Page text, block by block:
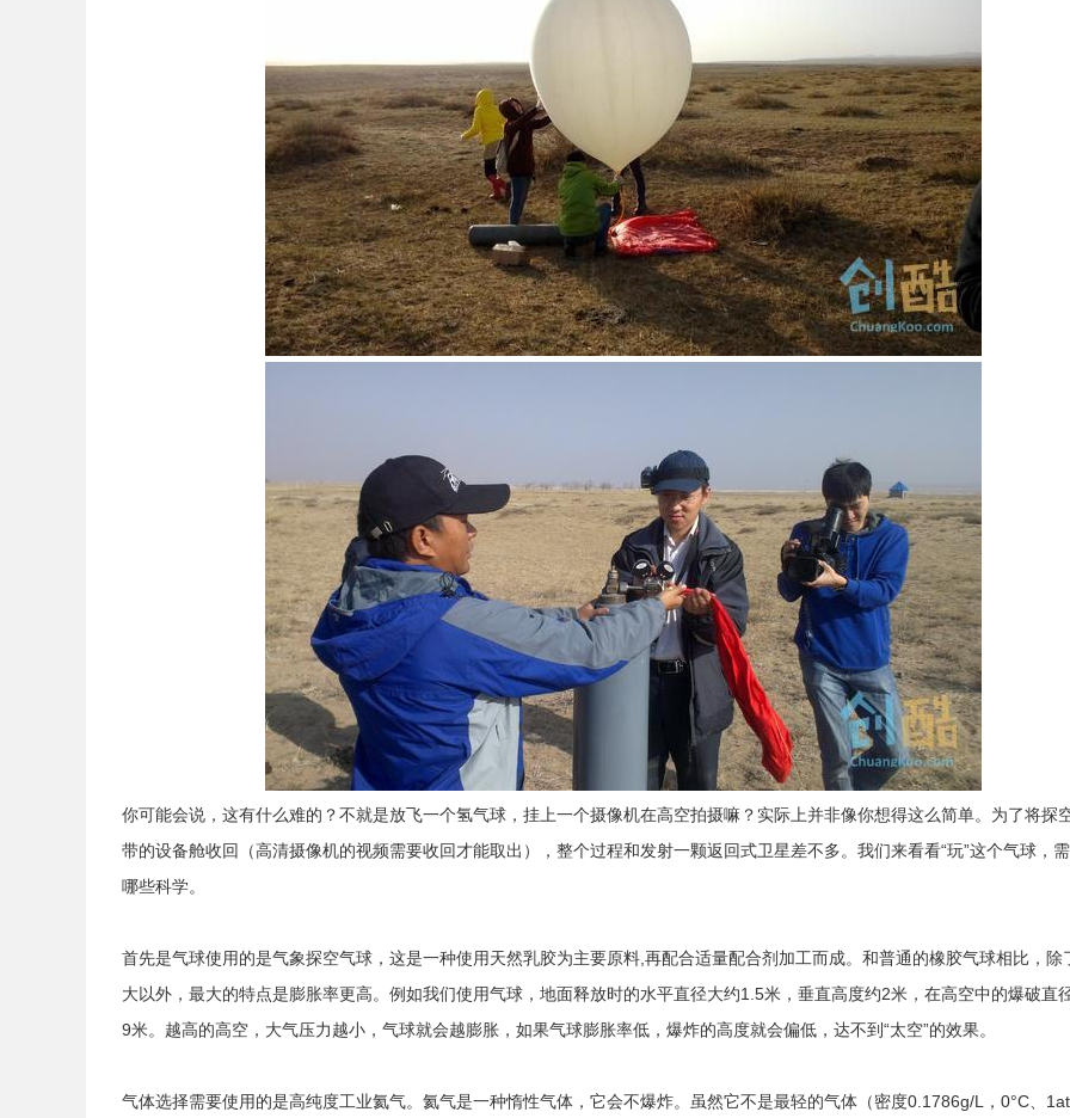
你可能会说，这有什么难的？不就是放飞一个氢气球，挂上一个摄像机在高空拍摄嘛？实际上并非像你想得这么简单。为了将探
带的设备舱收回（高清摄像机的视频需要收回才能取出），整个过程和发射一颗返回式卫星差不多。我们来看看“玩”这个气球，
哪些科学。
首先是气球使用的是气象探空气球，这是一种使用天然乳胶为主要原料,再配合适量配合剂加工而成。和普通的橡胶气球相比，除
大以外，最大的特点是膨胀率更高。例如我们使用气球，地面释放时的水平直径大约1.5米，垂直高度约2米，在高空中的爆破直
9米。越高的高空，大气压力越小，气球就会越膨胀，如果气球膨胀率低，爆炸的高度就会偏低，达不到“太空”的效果。
气体选择需要使用的是高纯度工业氦气。氦气是一种惰性气体，它会不爆炸。虽然它不是最轻的气体（密度0.1786g/L，0°C、